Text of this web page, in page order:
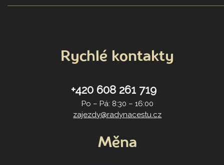
Rychlé kontakty
+420 608 261 719
Po – Pá: 8:30 – 16:00
zajezdy@radynacestu.cz
Měna